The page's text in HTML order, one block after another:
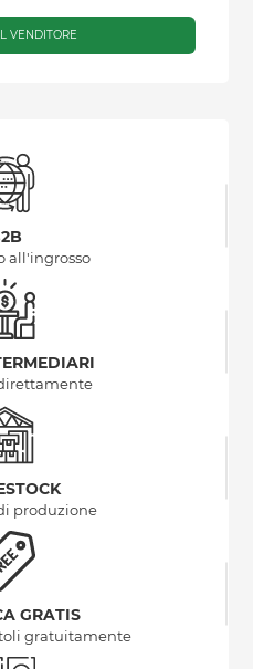
VENDITORE
all'ingrosso
produzione
GRATIS
gratuitamente